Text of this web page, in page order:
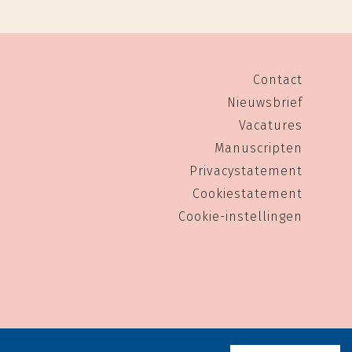
Contact
Nieuwsbrief
Vacatures
Manuscripten
Privacystatement
Cookiestatement
Cookie-instellingen